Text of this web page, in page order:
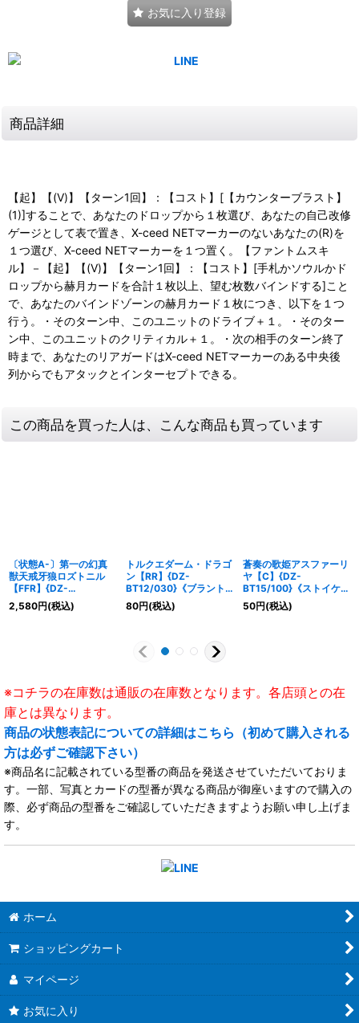
お気に入り登録
商品詳細
【起】【(V)】【ターン1回】：【コスト】[【カウンターブラスト】
(1)]することで、あなたのドロップから１枚選び、あなたの自己改修
ゲージとして表で置き、X-ceed NETマーカーのないあなたの(R)を
１つ選び、X-ceed NETマーカーを１つ置く。【ファントムスキ
ル】－【起】【(V)】【ターン1回】：【コスト】[手札かソウルかド
ロップから赫月カードを合計１枚以上、望む枚数バインドする]こと
で、あなたのバインドゾーンの赫月カード１枚につき、以下を１つ
行う。・そのターン中、このユニットのドライブ＋１。・そのター
ン中、このユニットのクリティカル＋１。・次の相手のターン終了
時まで、あなたのリアガードはX-ceed NETマーカーのある中央後
列からでもアタックとインターセプトできる。
この商品を買った人は、こんな商品も買っています
〔状態A-〕第一の幻真
獣天戒牙狼ロズトニル
【FFR】{DZ-
BT07/FFR09}《ブラン
トゲート》
2,580円(税込)
トルクエダーム・ドラゴ
ン【RR】{DZ-
BT12/030}《ブラント
ゲート》
80円(税込)
蒼奏の歌姫アスファーリ
ヤ【C】{DZ-
BT15/100}《ストイケイ
ア》
50円(税込)
※コチラの在庫数は通販の在庫数となります。各店頭との在
庫とは異なります。
商品の状態表記についての詳細はこちら（初めて購入される
方は必ずご確認下さい）
※商品名に記載されている型番の商品を発送させていただいておりま
す。一部、写真とカードの型番が異なる商品が御座いますので購入の
際、必ず商品の型番をご確認していただきますようお願い申し上げま
す。
ホーム
ショッピングカート
マイページ
お気に入り